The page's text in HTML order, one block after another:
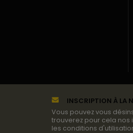
INSCRIPTION À LA
Vous pouvez vous
trouverez pour cela
les conditions